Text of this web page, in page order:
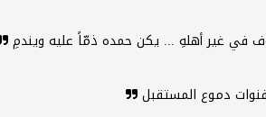
في غير أهلهِ ... يكن حمده ذمّاً عليه ويندمِ
دموع المستقبل